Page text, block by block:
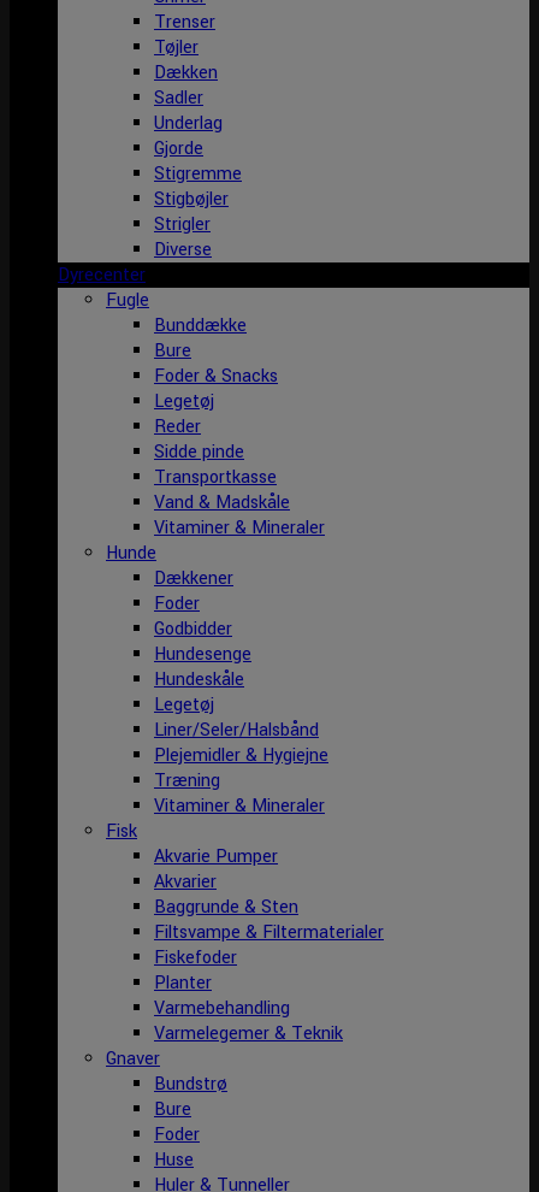
Trenser
Tøjler
Dækken
Sadler
Underlag
Gjorde
Stigremme
Stigbøjler
Strigler
Diverse
Dyrecenter
Fugle
Bunddække
Bure
Foder & Snacks
Legetøj
Reder
Sidde pinde
Transportkasse
Vand & Madskåle
Vitaminer & Mineraler
Hunde
Dækkener
Foder
Godbidder
Hundesenge
Hundeskåle
Legetøj
Liner/Seler/Halsbånd
Plejemidler & Hygiejne
Træning
Vitaminer & Mineraler
Fisk
Akvarie Pumper
Akvarier
Baggrunde & Sten
Filtsvampe & Filtermaterialer
Fiskefoder
Planter
Varmebehandling
Varmelegemer & Teknik
Gnaver
Bundstrø
Bure
Foder
Huse
Huler & Tunneller